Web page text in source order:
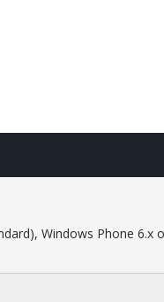
Windows Phone 6.x